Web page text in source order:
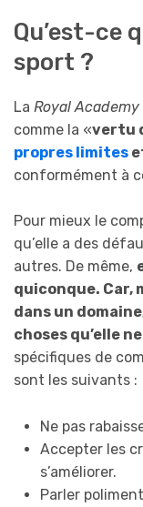
Qu’est-ce
sport ?
La Royal
comme la «vertu
propres limites
conformément à
Pour mieux le
qu’elle a des
autres. De même,
quiconque. Car,
dans un
choses qu’elle
spécifiques de
sont les suivants :
Ne pas
Accepter les
s’améliorer.
Parler